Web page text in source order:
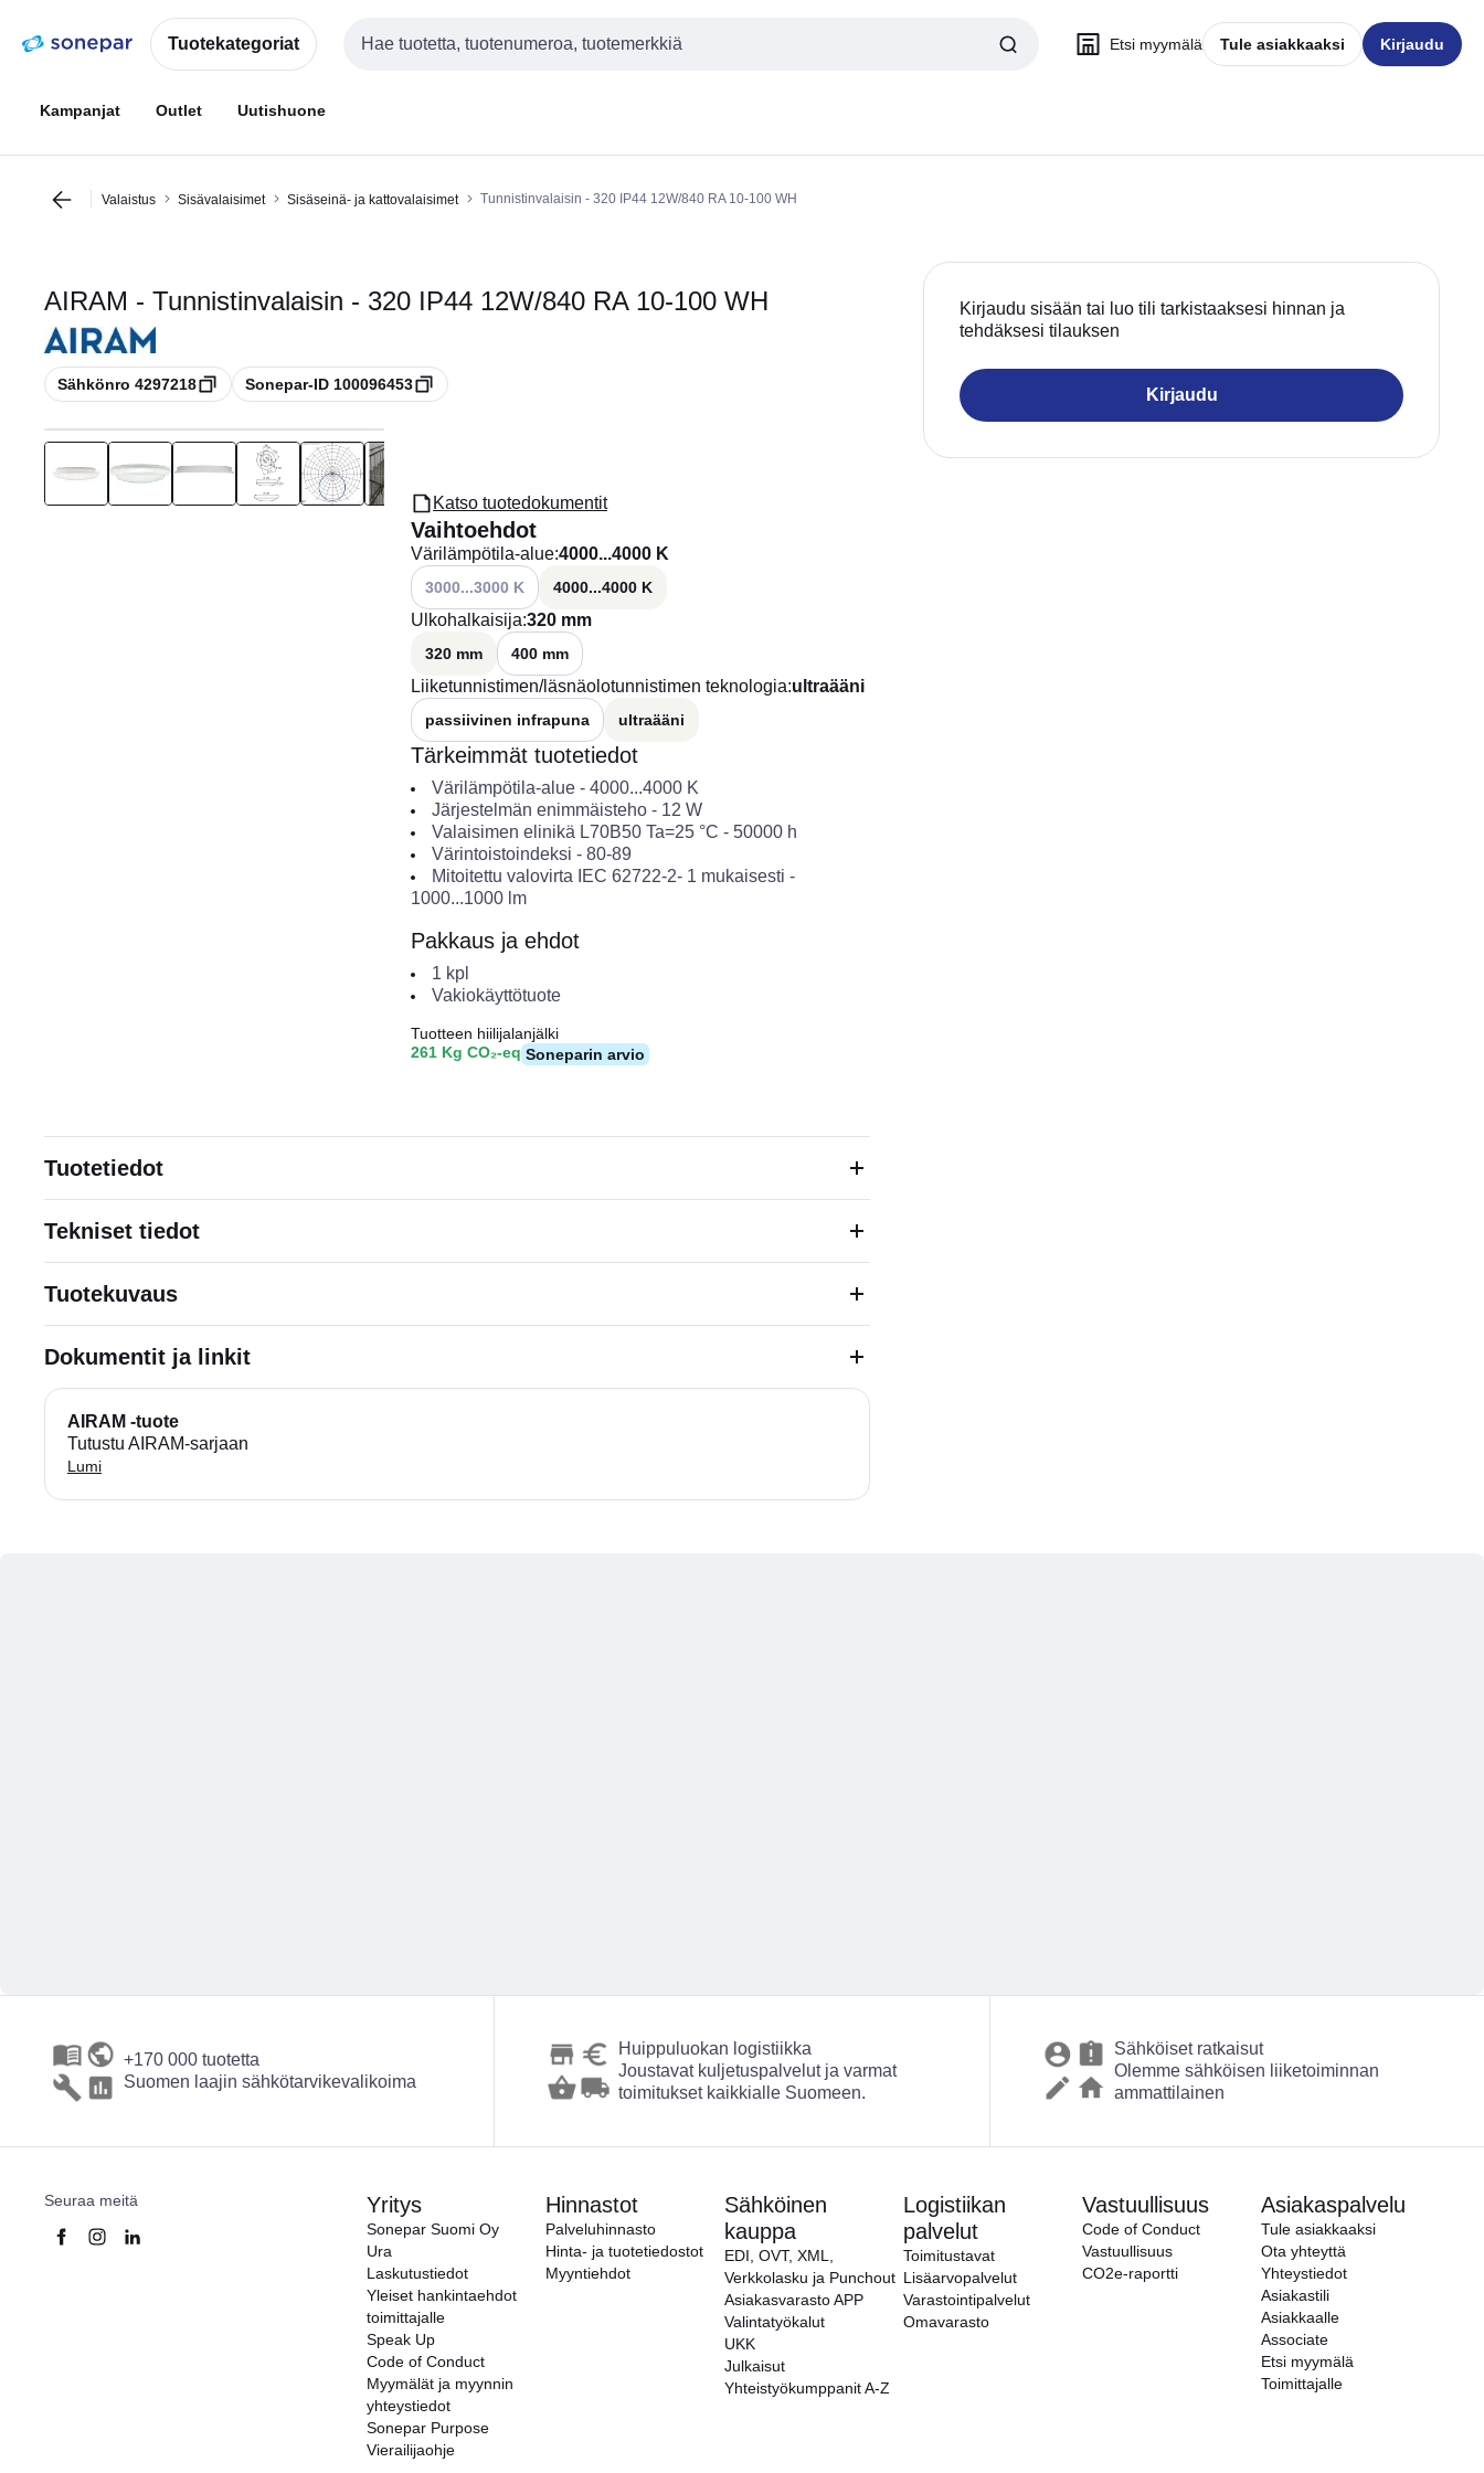
navigointiinsisältöön
Tuotekategoriat
Haku
Etsi myymälä Tule asiakkaaksi Kirjaudu
Kampanjat Outlet Uutishuone
Valaistus Sisävalaisimet Sisäseinä- ja kattovalaisimet Tunnistinvalaisin - 320 IP44 12W/840 RA 10-100 WH
AIRAM - Tunnistinvalaisin - 320 IP44 12W/840 RA 10-100 WH
Kopioi
Sähkönro 4297218 Kopioi
Sonepar-ID 100096453
Kirjaudu sisään tai luo tili tarkistaaksesi hinnan ja
tehdäksesi tilauksen
Kirjaudu
Katso tuotedokumentit
Vaihtoehdot
Värilämpötila-alue:4000...4000 K
Katso käytettävissä olevat vaihtoehdot
3000...3000 K 4000...4000 K
Ulkohalkaisija:320 mm
320 mm 400 mm
Liiketunnistimen/läsnäolotunnistimen teknologia:ultraääni
passiivinen infrapuna ultraääni
Tärkeimmät tuotetiedot
Värilämpötila-alue- 4000...4000 K
Järjestelmän enimmäisteho- 12 W
Valaisimen elinikä L70B50 Ta=25 °C - 50000 h
Värintoistoindeksi - 80-89
Mitoitettu valovirta IEC 62722-2- 1 mukaisesti -
1000...1000 lm
Pakkaus ja ehdot
1 kpl
Vakiokäyttötuote
Tuotteen hiilijalanjälki
261 Kg CO₂-eq Soneparin arvio
Tuotetiedot
Tekniset tiedot
Tuotekuvaus
Dokumentit ja linkit
AIRAM -tuote
Tutustu AIRAM-sarjaan
Lumi
+170 000 tuotetta
Suomen laajin sähkötarvikevalikoima
Huippuluokan logistiikka
Joustavat kuljetuspalvelut ja varmat
toimitukset kaikkialle Suomeen.
Sähköiset ratkaisut
Olemme sähköisen liiketoiminnan
ammattilainen
Seuraa meitä Yritys
Sonepar Suomi Oy
Ura
Laskutustiedot
Yleiset hankintaehdot
toimittajalle
Speak Up
Code of Conduct
Myymälät ja myynnin
yhteystiedot
Sonepar Purpose
Vierailijaohje
Hinnastot
Palveluhinnasto
Hinta- ja tuotetiedostot
Myyntiehdot
Sähköinen
kauppa
EDI, OVT, XML,
Verkkolasku ja Punchout
Asiakasvarasto APP
Valintatyökalut
UKK
Julkaisut
Yhteistyökumppanit A-Z
Logistiikan
palvelut
Toimitustavat
Lisäarvopalvelut
Varastointipalvelut
Omavarasto
Vastuullisuus
Code of Conduct
Vastuullisuus
CO2e-raportti
Asiakaspalvelu
Tule asiakkaaksi
Ota yhteyttä
Yhteystiedot
Asiakastili
Asiakkaalle
Associate
Etsi myymälä
Toimittajalle